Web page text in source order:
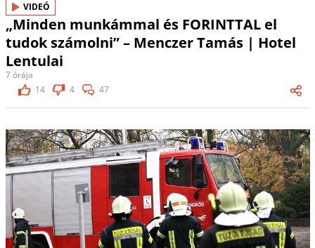
VIDEÓ
„Minden munkámmal és FORINTTAL el
tudok számolni” – Menczer Tamás | Hotel
Lentulai
7 órája
14
4 47